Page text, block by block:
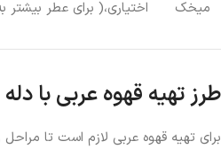
میخک اختیاری،( برای عطر بیشتر
طرز تهیه قهوه عربی با دله
برای تهیه قهوه عربی لازم است تا مراحل